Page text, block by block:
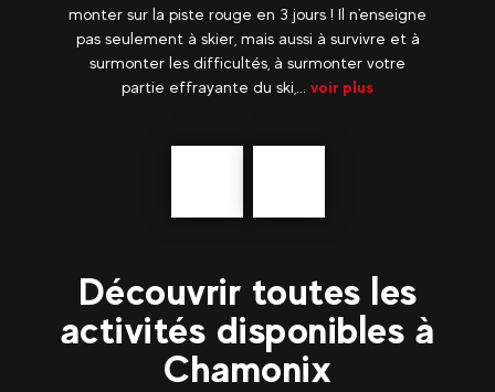
monter sur la piste rouge en 3 jours ! Il n'enseigne
pas seulement à skier, mais aussi à survivre et à
surmonter les difficultés, à surmonter votre
partie effrayante du ski,... voir plus
Découvrir toutes les
activités disponibles à
Chamonix